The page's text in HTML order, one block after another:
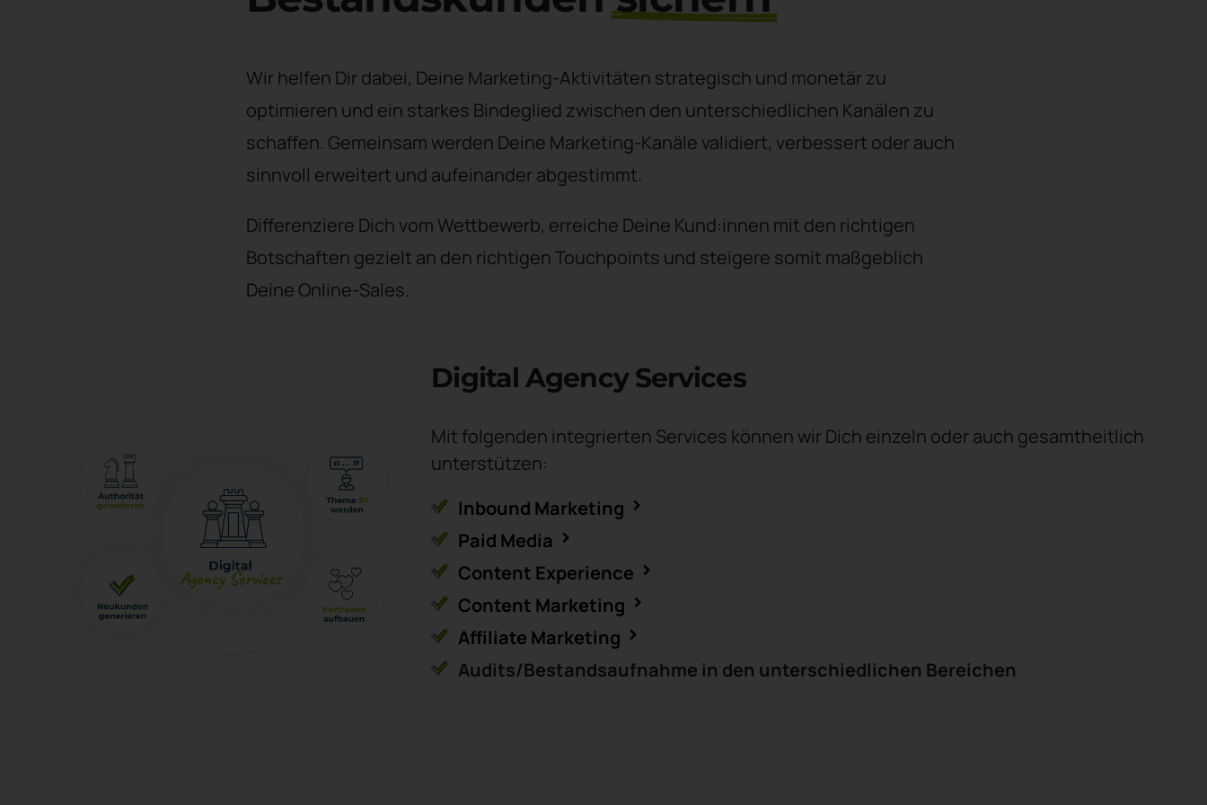
Wir helfen Dir dabei, Deine Marketing-Aktivitäten strategisch und monetär zu
optimieren und ein starkes Bindeglied zwischen den unterschiedlichen Kanälen zu
schaffen. Gemeinsam werden Deine Marketing-Kanäle validiert, verbessert oder auch
sinnvoll erweitert und aufeinander abgestimmt.
Differenziere Dich vom Wettbewerb, erreiche Deine Kund:innen mit den richtigen
Botschaften gezielt an den richtigen Touchpoints und steigere somit maßgeblich
Deine Online-Sales.
Digital Agency Services
Mit folgenden integrierten Services können wir Dich einzeln oder auch gesamtheitlich
unterstützen:
Inbound Marketing
Paid Media
Content Experience
Content Marketing
Affiliate Marketing
Audits/Bestandsaufnahme in den unterschiedlichen Bereichen